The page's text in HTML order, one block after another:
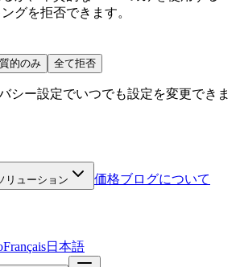
グを拒否できます。
的のみ 全て拒否
シー設定でいつでも設定を変更できま
リューション 価格ブログについて
Français日本語